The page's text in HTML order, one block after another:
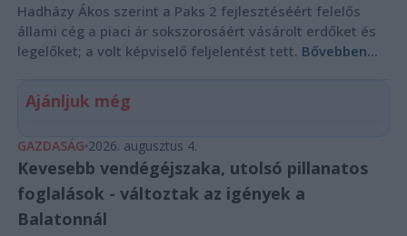
Hadházy Ákos szerint a Paks 2 fejlesztéséért felelős
állami cég a piaci ár sokszorosáért vásárolt erdőket és
legelőket; a volt képviselő feljelentést tett. Bővebben...
Ajánljuk még
GAZDASÁG 2026. augusztus 4.
Kevesebb vendégéjszaka, utolsó pillanatos
foglalások - változtak az igények a
Balatonnál